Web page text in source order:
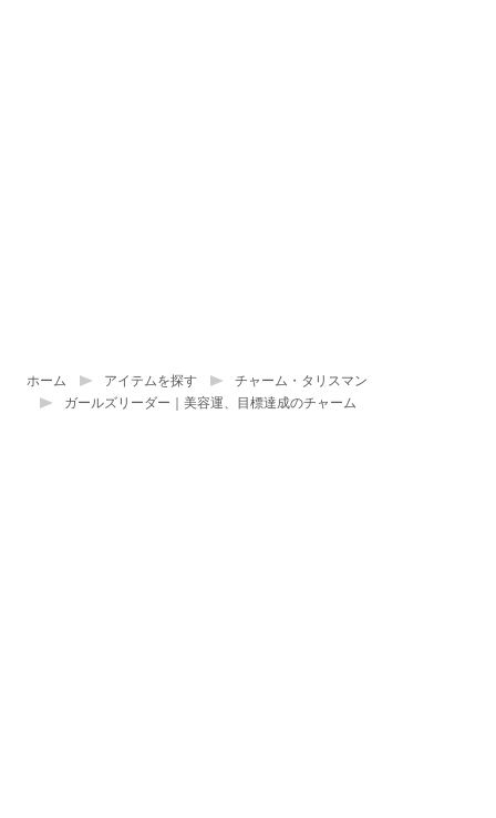
ホーム アイテムを探す
チャーム・タリスマン
ガールズリーダー｜美容運、目標達成のチャーム